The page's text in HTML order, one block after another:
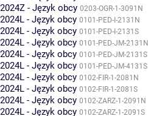
2024Z - Język obcy 0203-OGR-1-3091N
2024L - Język obcy 0101-PED-I-2131N
2024L - Język obcy 0101-PED-I-2131S
2024L - Język obcy 0101-PED-JM-2131N
2024L - Język obcy 0101-PED-JM-2131S
2024L - Język obcy 0101-PED-JM-4131S
2024L - Język obcy 0102-FIR-1-2081N
2024L - Język obcy 0102-FIR-1-2081S
2024L - Język obcy 0102-ZARZ-1-2091N
2024L - Język obcy 0102-ZARZ-1-2091S